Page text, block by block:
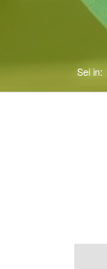
Sei in: